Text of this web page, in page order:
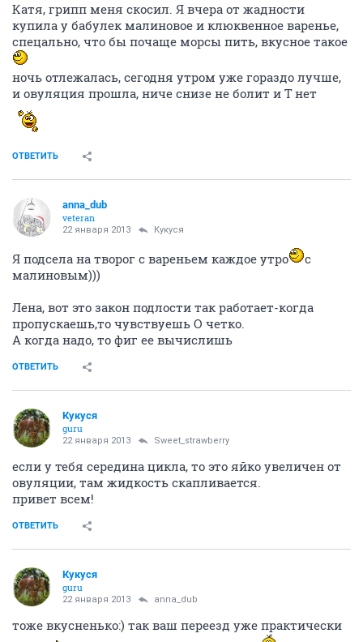
Катя, грипп меня скосил. Я вчера от жадности
купила у бабулек малиновое и клюквенное варенье,
спецально, что бы почаще морсы пить, вкусное такое
ночь отлежалась, сегодня утром уже гораздо лучше,
и овуляция прошла, ниче снизе не болит и Т нет
ОТВЕТИТЬ
anna_dub
veteran
22 января 2013 Кукуся
Я подсела на творог с вареньем каждое утро
с
малиновым)))
Лена, вот это закон подлости так работает-когда
пропускаешь,то чувствуешь О четко.
А когда надо, то фиг ее вычислишь
ОТВЕТИТЬ
Кукуся
guru
22 января 2013 Sweet_strawberry
если у тебя середина цикла, то это яйко увеличен от
овуляции, там жидкость скапливается.
привет всем!
ОТВЕТИТЬ
Кукуся
guru
22 января 2013 anna_dub
тоже вкусненько:) так ваш переезд уже практически